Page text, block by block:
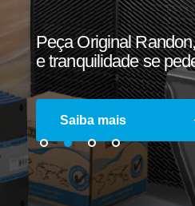
Tanque
Sider
Base de Contêiner
Carga geral
Carga seca
Manutenção
Câmara de Serviço
Peça Original
e tranquilidade se
Saiba mais